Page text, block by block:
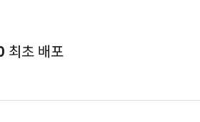
최초 배포